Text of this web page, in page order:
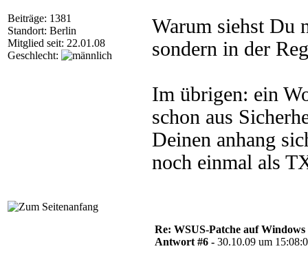
Beiträge: 1381
Standort: Berlin
Mitglied seit: 22.01.08
Geschlecht:
Warum siehst Du
sondern in der
Im übrigen: ein
schon aus
Deinen anhang
noch einmal als
Re: WSUS-Patche auf
Antwort #6 - 30.10.09 um